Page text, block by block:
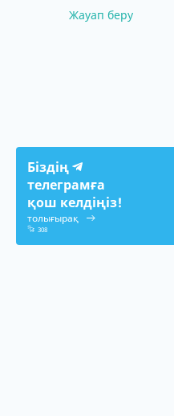
Жауап беру
Біздің
телеграмға
қош келдіңіз!
толығырақ
308